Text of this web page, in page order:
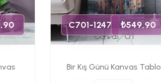
C701-1247 ₺549,90
Bir Kış Günü Kanvas Tablo